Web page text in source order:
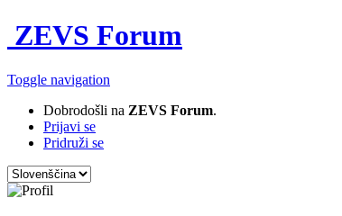
ZEVS Forum
Toggle navigation
Dobrodošli na ZEVS Forum.
Prijavi se
Pridruži se